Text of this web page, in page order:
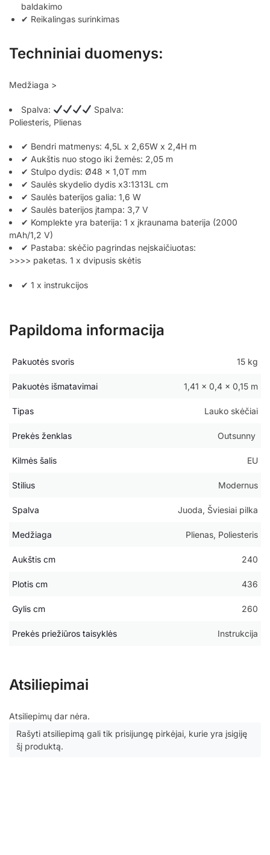
baldakimo
✔ Reikalingas surinkimas
Techniniai duomenys:
Medžiaga >
Spalva:
Spalva:
Poliesteris, Plienas
✔ Bendri matmenys: 4,5L x 2,65W x 2,4H m
✔ Aukštis nuo stogo iki žemės: 2,05 m
✔ Stulpo dydis: Ø48 x 1,0T mm
✔ Saulės skydelio dydis x3:1313L cm
✔ Saulės baterijos galia: 1,6 W
✔ Saulės baterijos įtampa: 3,7 V
✔ Komplekte yra baterija: 1 x įkraunama baterija (2000
mAh/1,2 V)
✔ Pastaba: skėčio pagrindas neįskaičiuotas:
>>>> paketas. 1 x dvipusis skėtis
✔ 1 x instrukcijos
Papildoma informacija
Pakuotės svoris 15 kg
Pakuotės išmatavimai 1,41 × 0,4 × 0,15 m
Tipas Lauko skėčiai
Prekės ženklas Outsunny
Kilmės šalis EU
Stilius Modernus
Spalva Juoda, Šviesiai pilka
Medžiaga Plienas, Poliesteris
Aukštis cm 240
Plotis cm 436
Gylis cm 260
Prekės priežiūros taisyklės Instrukcija
Atsiliepimai
Atsiliepimų dar nėra.
Rašyti atsiliepimą gali tik prisijungę pirkėjai, kurie yra įsigiję
šį produktą.